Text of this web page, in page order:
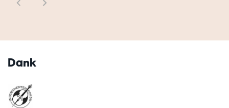
Dank